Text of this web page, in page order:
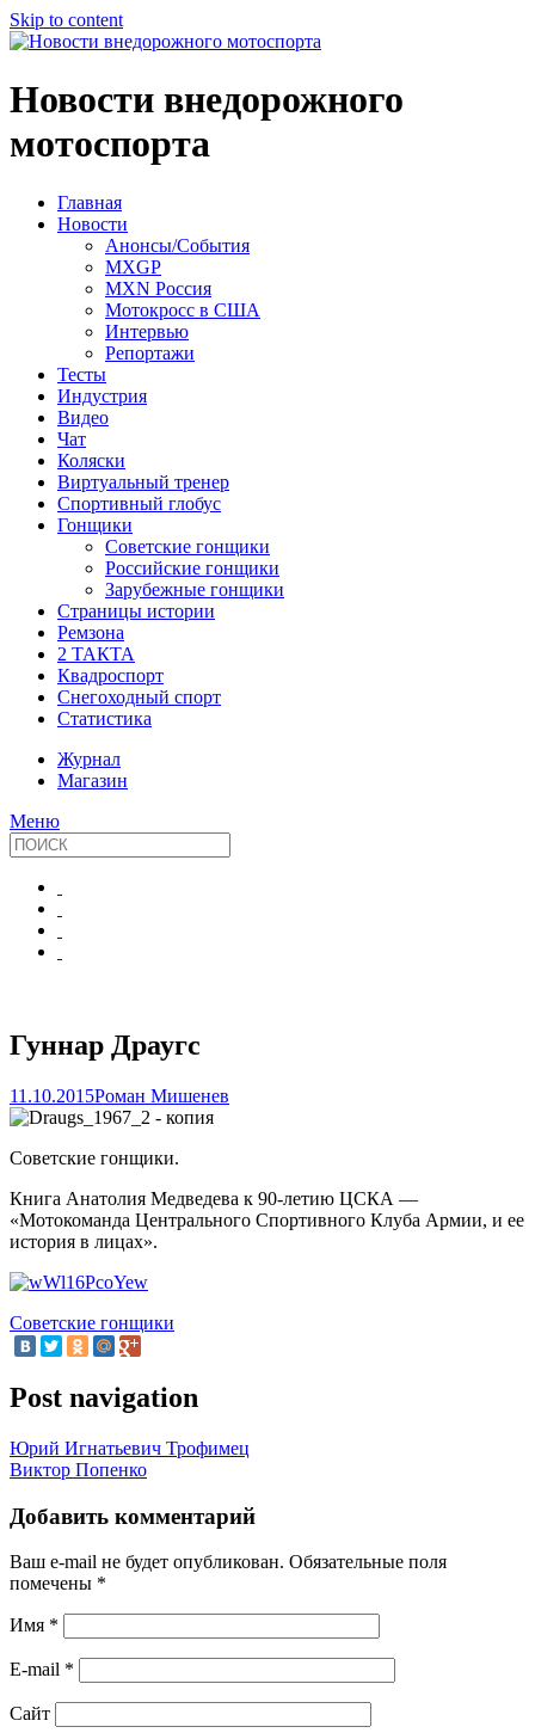
Skip to content
Новости внедорожного
мотоспорта
Главная
Новости
Анонсы/События
MXGP
MXN Россия
Мотокросс в США
Интервью
Репортажи
Тесты
Индустрия
Видео
Чат
Коляски
Виртуальный тренер
Спортивный глобус
Гонщики
Советские гонщики
Российские гонщики
Зарубежные гонщики
Страницы истории
Ремзона
2 ТАКТА
Квадроспорт
Снегоходный спорт
Статистика
Журнал
Магазин
Меню
Гуннар Драугс
11.10.2015Роман Мишенев
Советские гонщики.
Книга Анатолия Медведева к 90-летию ЦСКА —
«Мотокоманда Центрального Спортивного Клуба Армии, и ее
история в лицах».
Советские гонщики
Post navigation
Юрий Игнатьевич Трофимец
Виктор Попенко
Добавить комментарий
Ваш e-mail не будет опубликован. Обязательные поля
помечены *
Имя *
E-mail *
Сайт